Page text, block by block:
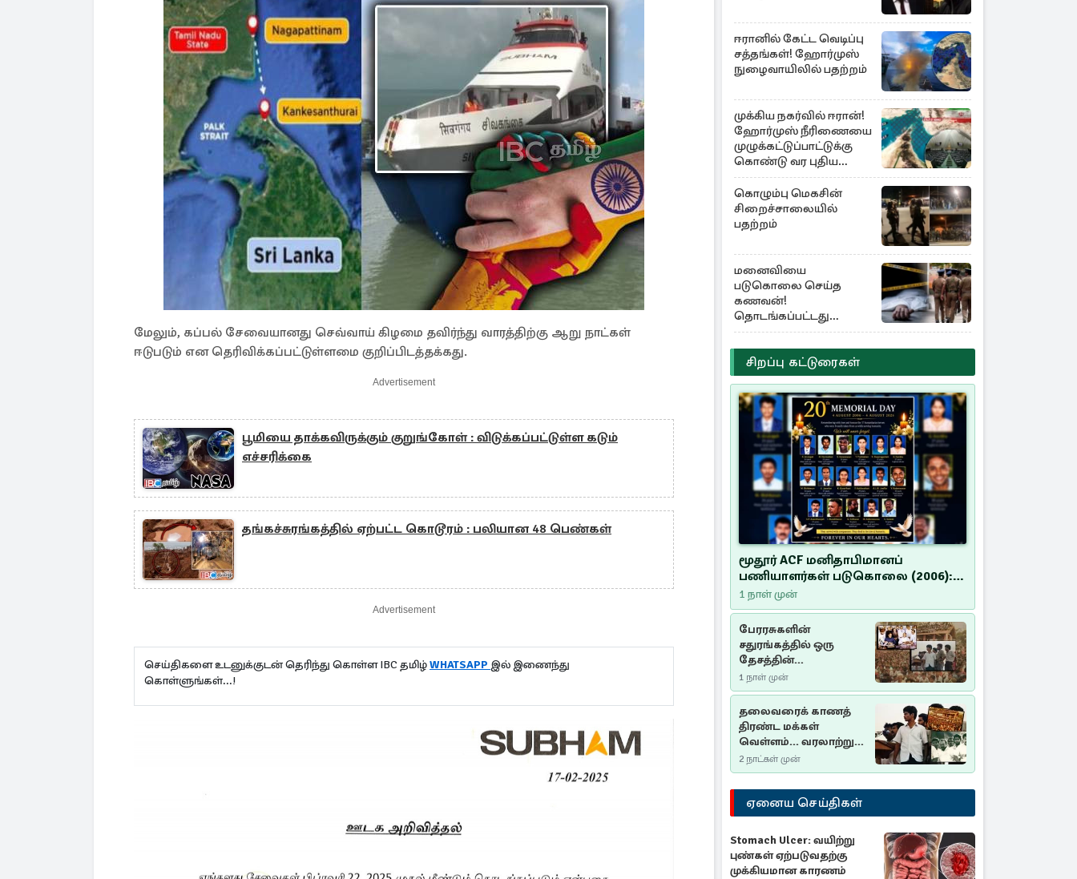
மேலும், கப்பல் சேவையானது செவ்வாய் கிழமை தவிர்ந்து வாரத்திற்கு ஆறு நாட்கள்
ஈடுபடும் என தெரிவிக்கப்பட்டுள்ளமை குறிப்பிடத்தக்கது.
Advertisement
பூமியை தாக்கவிருக்கும் குறுங்கோள் : விடுக்கப்பட்டுள்ள கடும்
எச்சரிக்கை
தங்கச்சுரங்கத்தில் ஏற்பட்ட கொடூரம் : பலியான 48 பெண்கள்
Advertisement
செய்திகளை உடனுக்குடன் தெரிந்து கொள்ள IBC தமிழ்WHATSAPP இல் இணைந்து
கொள்ளுங்கள்...!
ஈரானில் கேட்ட வெடிப்பு
சத்தங்கள்! ஹோர்முஸ்
நுழைவாயிலில் பதற்றம்
முக்கிய நகர்வில் ஈரான்!
ஹோர்முஸ் நீரிணையை
முழுக்கட்டுப்பாட்டுக்கு
கொண்டு வர புதிய
சட்டமூலம்
கொழும்பு மெகசின்
சிறைச்சாலையில்
பதற்றம்
மனைவியை
படுகொலை செய்த
கணவன்!
தொடங்கப்பட்டது
விசாரணை
சிறப்பு கட்டுரைகள்
மூதூர் ACF மனிதாபிமானப்
பணியாளர்கள் படுகொலை (2006):
20 ஆண்டுகளாகியும் நீதி
மறுக்கப்பட்ட மனிதாபிமானப்
பேரவலம்
1 நாள் முன்
பேரரசுகளின்
சதுரங்கத்தில் ஒரு
தேசத்தின்
தீர்க்கதரிசனம் :
சுதுமலை பிரகடனம்
ஒரு வரலாற்றுப் பாடம்
1 நாள் முன்
தலைவரைக் காணத்
திரண்ட மக்கள்
வெள்ளம்... வரலாற்றுச்
சிறப்புமிக்க சுதுமலைப்
பிரகடனம்…
2 நாட்கள் முன்
ஏனைய செய்திகள்
Stomach Ulcer: வயிற்று
புண்கள் ஏற்படுவதற்கு
முக்கியமான காரணம்